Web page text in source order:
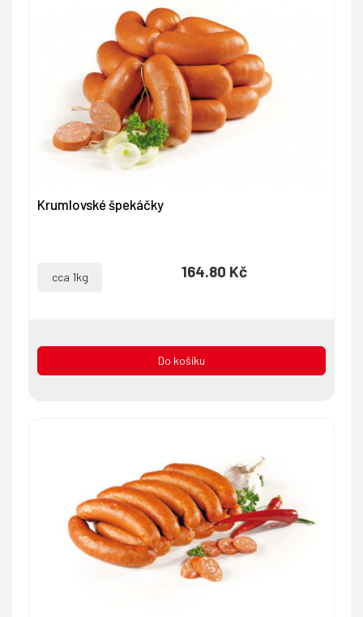
Krumlovské špekáčky
cca 1kg 164.80 Kč
Do košíku